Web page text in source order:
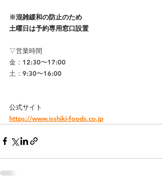
※混雑緩和の防止のため
土曜日は予約専用窓口設置
▽営業時間
金：12:30〜17:00
土：9:30〜16:00
公式サイト
https://www.isshiki-foods.co.jp